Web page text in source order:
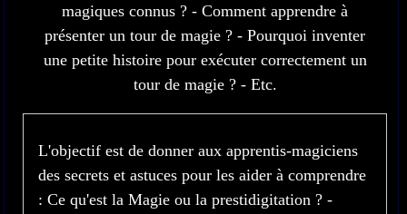
magiques connus ? - Comment apprendre à
présenter un tour de magie ? - Pourquoi inventer
une petite histoire pour exécuter correctement un
tour de magie ? - Etc.
L'objectif est de donner aux apprentis-magiciens
des secrets et astuces pour les aider à comprendre
: Ce qu'est la Magie ou la prestidigitation ? -